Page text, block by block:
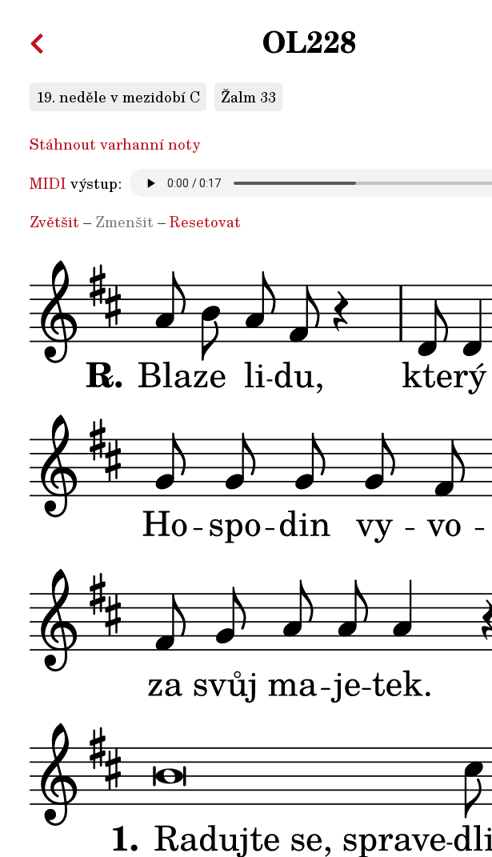
OL228
19. neděle v mezidobí C Žalm 33
Stáhnout varhanní noty
MIDI výstup:
Zvětšit – Zmenšit –Resetovat